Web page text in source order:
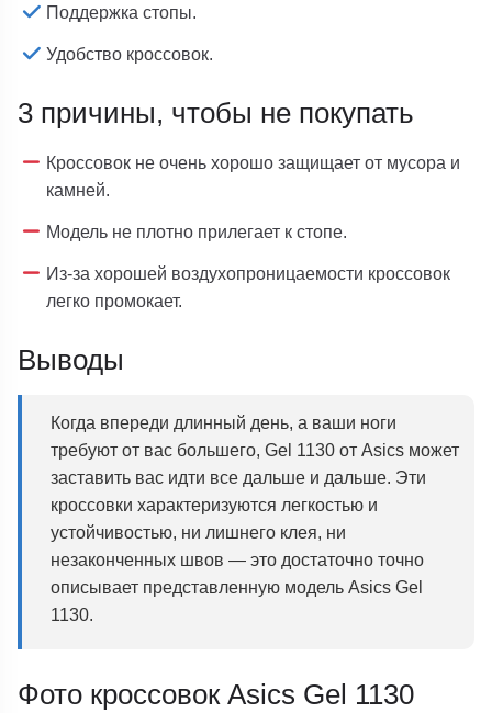
Поддержка стопы.
Удобство кроссовок.
3 причины, чтобы не покупать
Кроссовок не очень хорошо защищает от мусора и
камней.
Модель не плотно прилегает к стопе.
Из-за хорошей воздухопроницаемости кроссовок
легко промокает.
Выводы
Когда впереди длинный день, а ваши ноги
требуют от вас большего, Gel 1130 от Asics может
заставить вас идти все дальше и дальше. Эти
кроссовки характеризуются легкостью и
устойчивостью, ни лишнего клея, ни
незаконченных швов — это достаточно точно
описывает представленную модель Asics Gel
1130.
Фото кроссовок Asics Gel 1130